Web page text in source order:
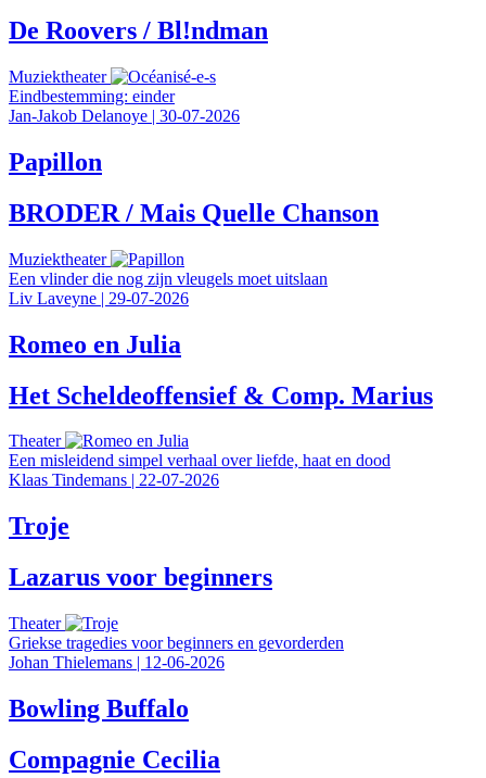
De Roovers / Bl!ndman
Muziektheater
Eindbestemming: einder
Jan-Jakob Delanoye | 30-07-2026
Papillon
BRODER / Mais Quelle Chanson
Muziektheater
Een vlinder die nog zijn vleugels moet uitslaan
Liv Laveyne | 29-07-2026
Romeo en Julia
Het Scheldeoffensief & Comp. Marius
Theater
Een misleidend simpel verhaal over liefde, haat en dood
Klaas Tindemans
22-07-2026
Troje
Lazarus voor beginners
Theater
Griekse tragedies voor beginners en gevorderden
Johan Thielemans | 12-06-2026
Bowling Buffalo
Compagnie Cecilia